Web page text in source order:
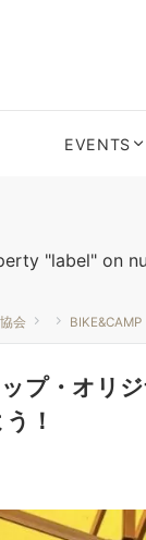
EVENTS
"label" on
会 BIKE&CAMP
ップ・オリ
！